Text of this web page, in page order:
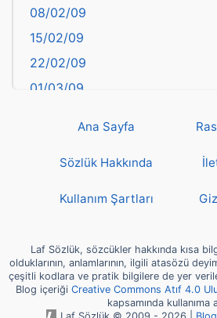
Bingöl
Bitlis
Bolu
Burdur
Çankırı
Çorum
deyim
Diyarbakır
Dünya Haritasında Türkiye
08/02/09
15/02/09
22/02/09
01/03/09
22/03/09
19/04/09
26/04/09
03/05/09
Ana Sayfa
Sözlük Hakkında
Kullanım Şartları
Laf Sözlük, sözcükler hakkında kısa
olduklarının, anlamlarının, ilgili atasözü
çeşitli kodlara ve pratik bilgilere de yer
Blog içeriği Creative Commons Atıf 4.0
kapsamında kullanıma